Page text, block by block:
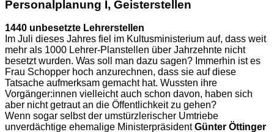
Personalplanung I, Geisterstellen
1440 unbesetzte Lehrerstellen
Im Juli dieses Jahres fiel im Kultusministerium auf, dass weit
mehr als 1000 Lehrer-Planstellen über Jahrzehnte nicht
besetzt wurden. Was soll man dazu sagen? Immerhin ist es
Frau Schopper hoch anzurechnen, dass sie auf diese
Tatsache aufmerksam gemacht hat. Wussten ihre
Vorgänger:innen vielleicht auch schon davon, haben sich
aber nicht getraut an die Öffentlichkeit zu gehen?
Wenn sogar selbst der umstürzlerischer Umtriebe
unverdächtige ehemalige MinisterpräsidentGünter Öttinger